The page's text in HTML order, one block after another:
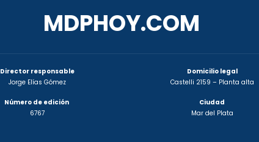
MDPHOY.COM
Director responsable
Jorge Elías Gómez
Número de edición
6767
Domicilio legal
Castelli 2159 – Planta alta
Ciudad
Mar del Plata